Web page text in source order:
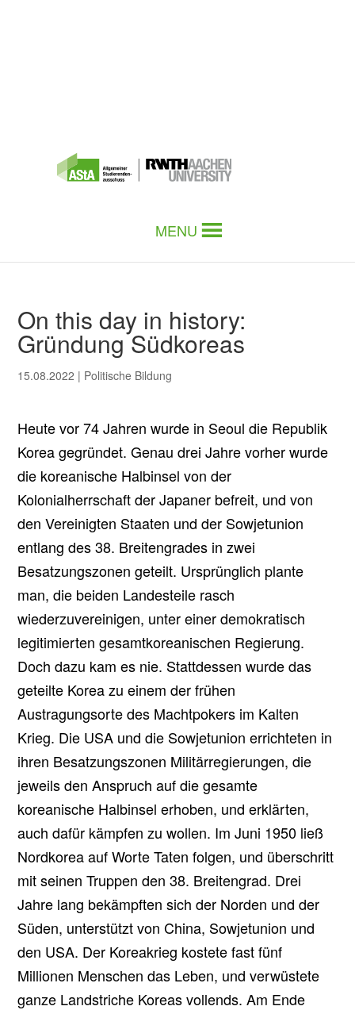
MENU
On this day in history:
Gründung Südkoreas
15.08.2022 | Politische Bildung
Heute vor 74 Jahren wurde in Seoul die Republik
Korea gegründet. Genau drei Jahre vorher wurde
die koreanische Halbinsel von der
Kolonialherrschaft der Japaner befreit, und von
den Vereinigten Staaten und der Sowjetunion
entlang des 38. Breitengrades in zwei
Besatzungszonen geteilt. Ursprünglich plante
man, die beiden Landesteile rasch
wiederzuvereinigen, unter einer demokratisch
legitimierten gesamtkoreanischen Regierung.
Doch dazu kam es nie. Stattdessen wurde das
geteilte Korea zu einem der frühen
Austragungsorte des Machtpokers im Kalten
Krieg. Die USA und die Sowjetunion errichteten in
ihren Besatzungszonen Militärregierungen, die
jeweils den Anspruch auf die gesamte
koreanische Halbinsel erhoben, und erklärten,
auch dafür kämpfen zu wollen. Im Juni 1950 ließ
Nordkorea auf Worte Taten folgen, und überschritt
mit seinen Truppen den 38. Breitengrad. Drei
Jahre lang bekämpften sich der Norden und der
Süden, unterstützt von China, Sowjetunion und
den USA. Der Koreakrieg kostete fast fünf
Millionen Menschen das Leben, und verwüstete
ganze Landstriche Koreas vollends. Am Ende